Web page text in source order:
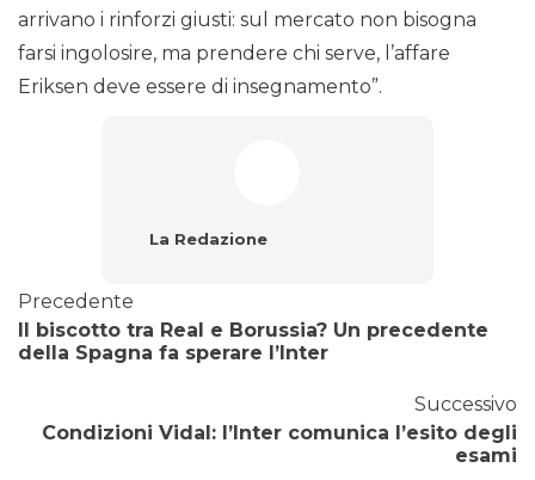
arrivano i rinforzi giusti: sul mercato non bisogna
farsi ingolosire, ma prendere chi serve, l’affare
Eriksen deve essere di insegnamento”.
La Redazione
Precedente
Il biscotto tra Real e Borussia? Un precedente
della Spagna fa sperare l’Inter
Successivo
Condizioni Vidal: l’Inter comunica l’esito degli
esami